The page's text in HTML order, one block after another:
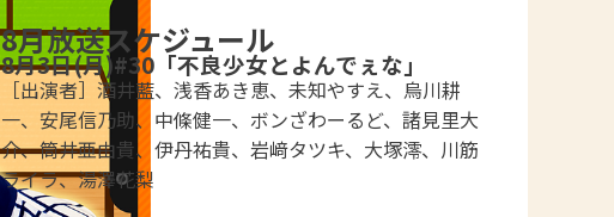
8月放送スケジュール
8月3日(月)#30「不良少女とよんでぇな」
［出演者］酒井藍、浅香あき恵、未知やすえ、烏川耕
一、安尾信乃助、中條健一、ボンざわーるど、諸見里大
介、筒井亜由貴、伊丹祐貴、岩﨑タツキ、大塚澪、川筋
ライラ、湯澤花梨